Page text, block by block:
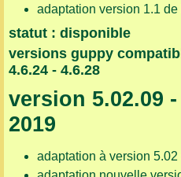
adaptation version 1.1 de
statut : disponible
versions guppy
4.6.24 - 4.6.28
version 5.02.09
2019
adaptation à version 5.02